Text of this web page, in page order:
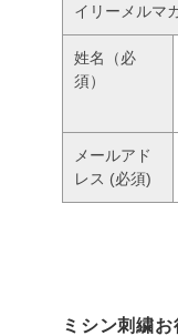
イリーメルマ
姓名
（必
須）
メールアド
レス (必須)
ミシン刺繍